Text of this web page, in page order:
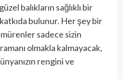
balıkların sağlıklı bir
bulunur. Her şey bir
sadece sizin
olmakla kalmayacak,
rengini ve